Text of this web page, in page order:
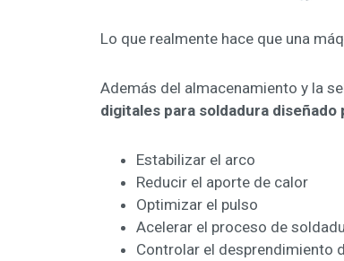
Lo que realmente hace que una
Además del almacenamiento y la
digitales para soldadura
Estabilizar el arco
Reducir el aporte de calor
Optimizar el pulso
Acelerar el proceso de
Controlar el desprendimiento